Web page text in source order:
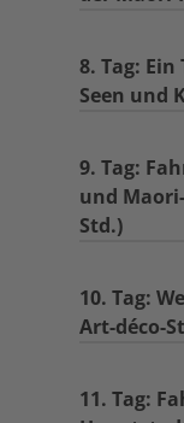
8. Tag:
Seen und
9. Tag:
und
Std.)
10. Tag:
Art-déco-
11. Tag: